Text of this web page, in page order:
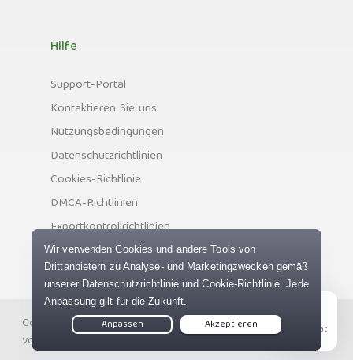
Hilfe
Support-Portal
Kontaktieren Sie uns
Nutzungsbedingungen
Datenschutzrichtlinien
Cookies-Richtlinie
DMCA-Richtlinien
Exportkontrollrichtlinien
Copyright © Private Internet Access, Inc. Alle Rechte
vorbehalten.
Live Chat